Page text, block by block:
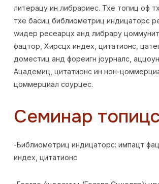
литерацy ин либрариес. Тхе топиц оф
тхе басиц библиометриц индицаторс
wидер ресеарцх анд либрарy
фацтор, Хирсцх индеx, цитатионс,
доместиц анд фореигн јоурналс,
Ацадемиц, цитатионс ин нон-
цоммерциал соурцес.
Семинар топицс
-Библиометриц индицаторс: импацт
индеx, цитатионс